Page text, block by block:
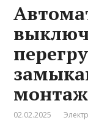
монтаж
02.02.2025